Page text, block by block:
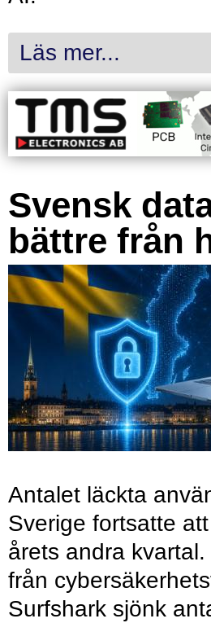
Läs mer...
Svensk
bättre från
Antalet läckta
Sverige fortsatte
årets andra
från
Surfshark sjönk